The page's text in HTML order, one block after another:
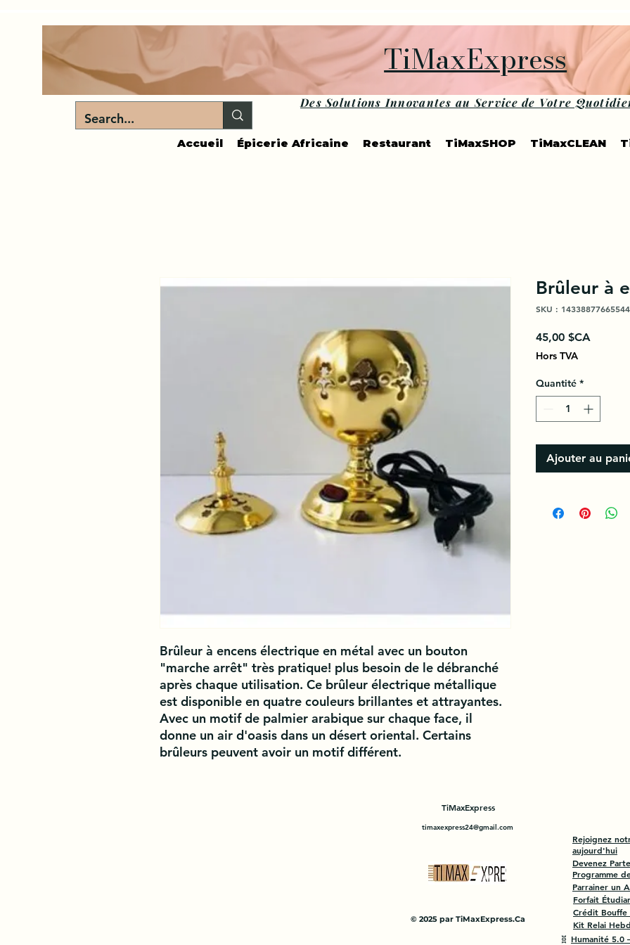
TiMaxExpress
Des Solutions Innovantes au Service de Votre
Accueil Épicerie Africaine Restaurant TiMaxSHOP TiMaxCLEAN
Brûleur à encens électrique en métal avec un bouton
"marche arrêt" très pratique! plus besoin de le débranché
après chaque utilisation. Ce brûleur électrique métallique
est disponible en quatre couleurs brillantes et attrayantes.
Avec un motif de palmier arabique sur chaque face, il
donne un air d'oasis dans un désert oriental. Certains
brûleurs peuvent avoir un motif différent.
Brûleur à
SKU : 14338877665544
45,00 $CA
Hors TVA
Quantité *
Ajouter au
TiMaxExpress
timaxexpress24@gmail.com
Rejoignez
aujourd'hui
Devenez
Programme
Parrainer un
Forfait
Crédit Bouffe
Kit Relai
© 2025 par TiMaxExpress.Ca
🧬 Humanité 5.0